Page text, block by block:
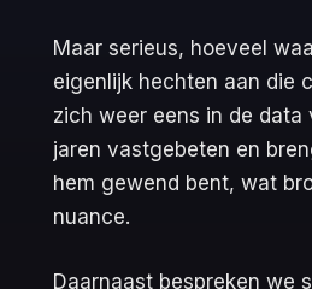
Maar serieus, hoeveel
eigenlijk hechten aan die
zich weer eens in de data
jaren vastgebeten en
hem gewend bent, wat
nuance.
Daarnaast bespreken we